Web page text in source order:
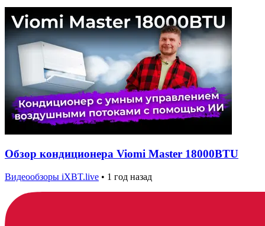
Обзор кондиционера Viomi Master 18000BTU
Видеообзоры iXBT.live • 1 год назад